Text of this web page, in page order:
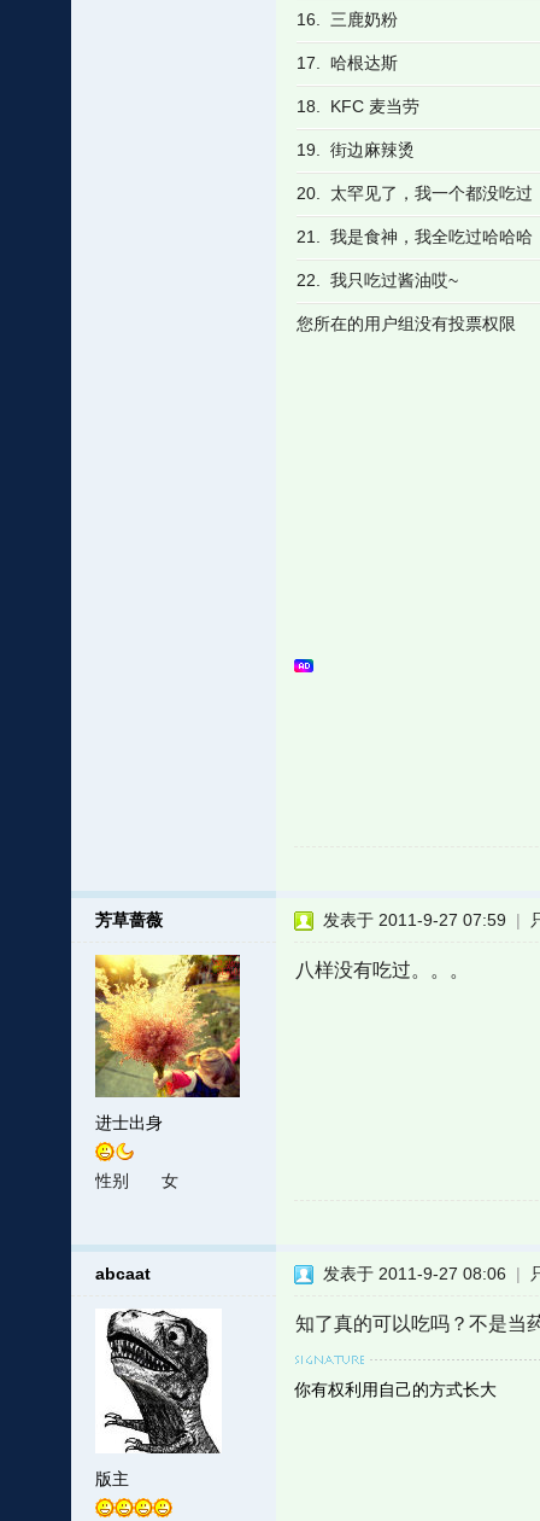
16. 三鹿奶粉
17. 哈根达斯
18. KFC 麦当劳
19. 街边麻辣烫
20. 太罕见了，我一个都没吃过
21. 我是食神，我全吃过哈哈哈
22. 我只吃过酱油哎~
您所在的用户组没有投票权限
芳草蔷薇
进士出身
性别 女
发表于 2011-9-27 07:59 |
八样没有吃过。。。
abcaat
版主
发表于 2011-9-27 08:06 |
知了真的可以吃吗？不是当
你有权利用自己的方式长大